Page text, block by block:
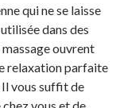
qui ne se laisse
dans des
ouvrent
relaxation parfaite
Il vous suffit de